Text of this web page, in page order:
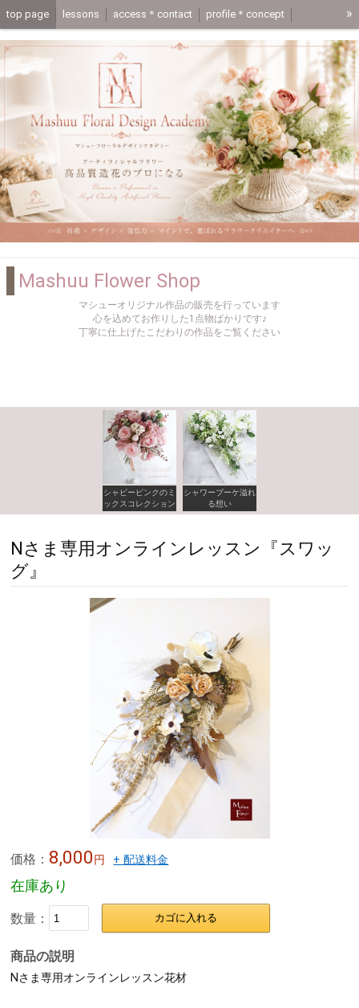
top page lessons access＊contact profile＊concept
media＊coupon mashuuflower-shop one day lesson trial lesson page
application 動画レッスン
»
Mashuu Flower Shop
マシューオリジナル作品の販売を行っています
心を込めてお作りした1点物ばかりです♪
丁寧に仕上げたこだわりの作品をご覧ください
シャビーピンクのミ
ックスコレクション
シャワーブーケ溢れ
る想い
Nさま専用オンラインレッスン『スワッ
グ』
価格： 8,000円 + 配送料金
在庫あり
数量： カゴに入れる
商品の説明
Nさま専用オンラインレッスン花材